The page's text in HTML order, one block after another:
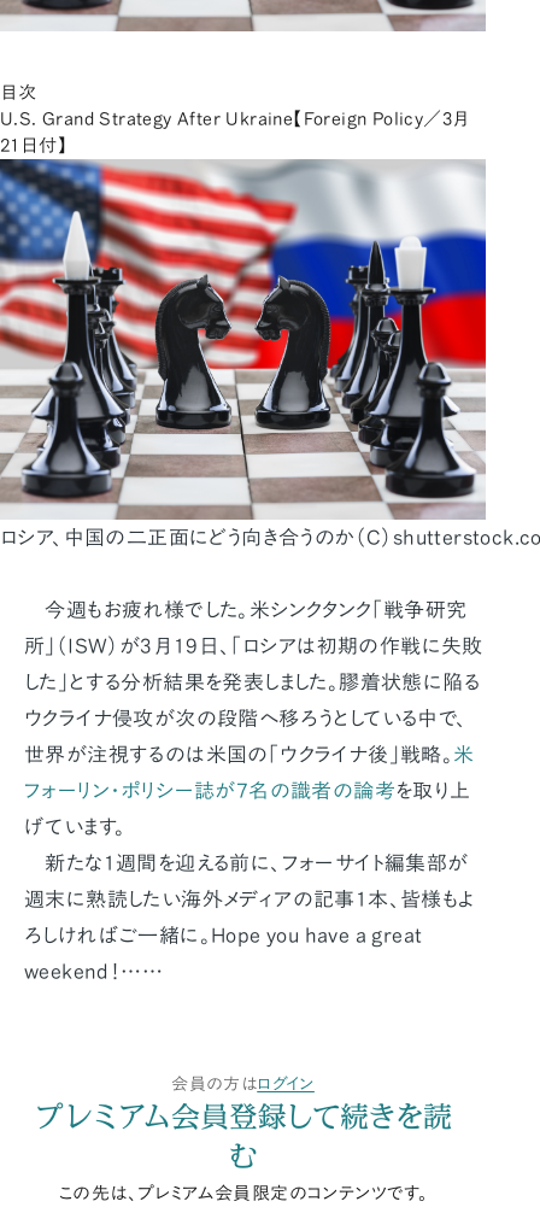
目次
U.S. Grand Strategy After Ukraine【Foreign Policy／3月
21日付】
ロシア、中国の二正面にどう向き合うのか（C）
今週もお疲れ様でした。米シンクタンク「戦争研究
所」（ISW）が3月19日、「ロシアは初期の作戦に失敗
した」とする分析結果を発表しました。膠着状態に陥る
ウクライナ侵攻が次の段階へ移ろうとしている中で、
世界が注視するのは米国の「ウクライナ後」戦略。 米
フォーリン・ポリシー誌が7名の識者の論考を取り上
げています。
新たな1週間を迎える前に、フォーサイト編集部が
週末に熟読したい海外メディアの記事1本、皆様もよ
ろしければご一緒に。Hope you have a great
weekend！……
会員の方はログイン
プレミアム会員登録して続きを読
む
この先は、プレミアム会員限定のコンテンツです。